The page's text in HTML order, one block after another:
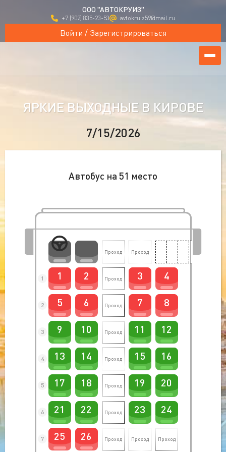
ООО "АВТОКРУИЗ"
+7 (902) 835-23-53 avtokruiz59@mail.ru
Войти / Зарегистрироваться
ЯРКИЕ ВЫХОДНЫЕ В КИРОВЕ
7/15/2026
Автобус на 51 место
1 1 2 3 4
2 5 6 7 8
3 9 10 11 12
4 13 14 15 16
5 17 18 19 20
6 21 22 23 24
7 25 26